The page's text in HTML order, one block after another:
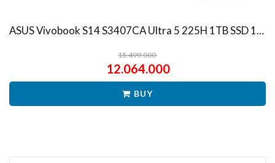
ASUS Vivobook S14 S3407CA Ultra 5 225H 1TB SSD 16GB WUXGA IPS Win11+OHS
15.499.000
12.064.000
BUY